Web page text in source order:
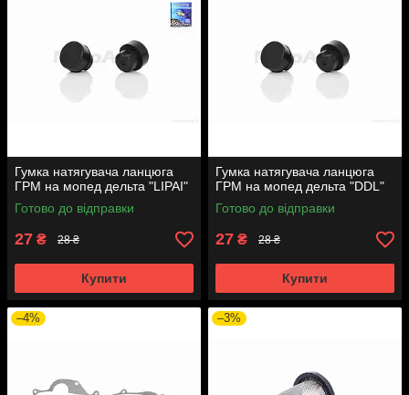
Гумка натягувача ланцюга
ГРМ на мопед дельта "LIPAI"
Готово до відправки
27 ₴ 28 ₴
Купити
Гумка натягувача ланцюга
ГРМ на мопед дельта "DDL"
Готово до відправки
27 ₴ 28 ₴
Купити
–4% –3%